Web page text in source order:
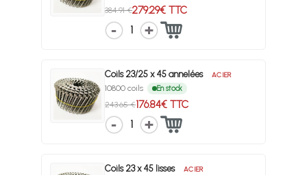
384.91 €279.29€ TTC
1
Coils 23/25 x 45 annelées ACIER
10800 coils En stock
243.65 €176.84€ TTC
1
Coils 23 x 45 lisses ACIER